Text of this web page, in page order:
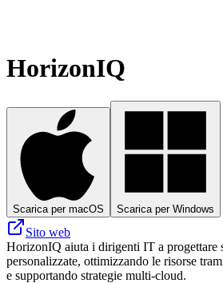
HorizonIQ
Scarica per macOS Scarica per Windows
Sito web
HorizonIQ aiuta i dirigenti IT a progettare
personalizzate, ottimizzando le risorse
e supportando strategie multi-cloud.